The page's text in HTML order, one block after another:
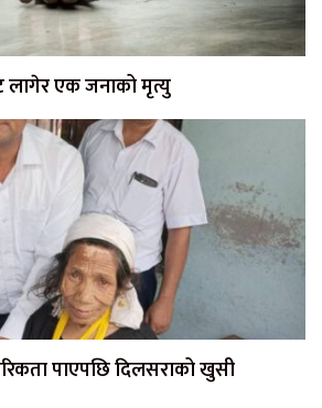
लागेर एक जनाको मृत्यु
पाएपछि दिलसराको खुसी